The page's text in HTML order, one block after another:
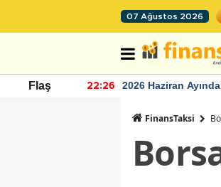
07 Ağustos 2026
Flaş 22:26
2026 Haziran
FinansTaksi